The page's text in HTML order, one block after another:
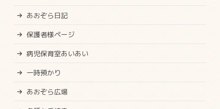
あおぞら日記
保護者様ページ
病児保育室あいあい
一時預かり
あおぞら広場